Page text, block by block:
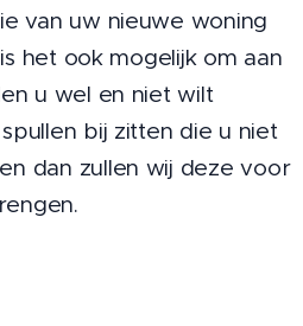
van uw nieuwe woning
het ook mogelijk om aan
u wel en niet wilt
bij zitten die u niet
dan zullen wij deze voor